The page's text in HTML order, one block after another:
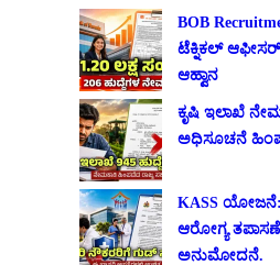
BOB
ಟೆಕ್ನಿಕಲ್
ಆಹ್ವಾನ
ಕೃಷಿ ಇಲಾಖೆ
ಅಧಿಸೂಚನೆ
KASS
ಆರೋಗ್ಯ
ಅನುಮೋದನೆ.